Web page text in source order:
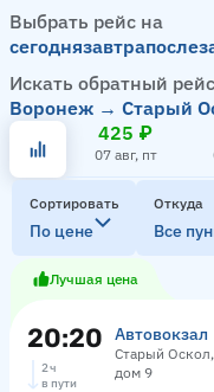
Выбрать рейс на
сегоднязавтра
Искать обратный рейс
Воронеж → Старый
425 ₽
07 авг, пт
Сортировать
По цене
Откуда
Все
Лучшая цена
20:20 Автовокзал
Старый
дом 9
2 ч
в пути